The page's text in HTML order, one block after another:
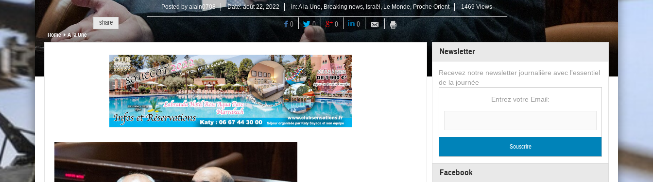
Posted by alain0708 Date:août 22, 2022 in:A la Une, Breaking news, Israël , Le Monde,Proche Orient 1469 Views
share 0 0 0 0
Home A la Une
Newsletter
Recevez notre newsletter journalière avec l'essentiel
de la journée
Entrez votre Email:
Facebook